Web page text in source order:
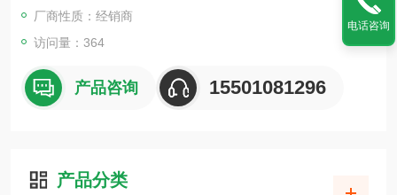
厂商性质：经销商
访问量：364
产品咨询 15501081296
产品分类
电话咨询